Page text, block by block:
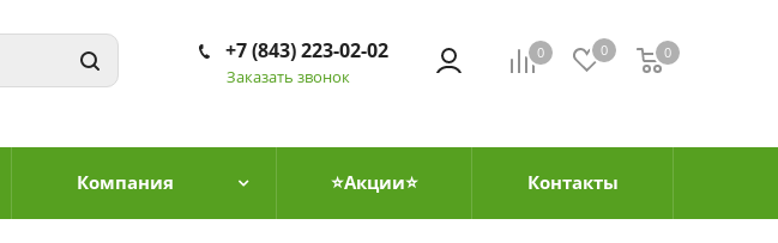
0 0 0
0
+7 (843) 223-02-02
Заказать звонок
Компания ⭐Акции⭐ Контакты